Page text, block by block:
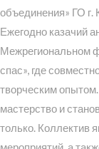
объединения» ГО г.
Ежегодно казачий
Межрегиональном
спас», где
творческим
мастерство и
только. Коллектив